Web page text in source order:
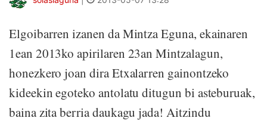
Elgoibarren izanen da Mintza Eguna, ekainaren
1ean 2013ko apirilaren 23an Mintzalagun,
honezkero joan dira Etxalarren gainontzeko
kideekin egoteko antolatu ditugun bi asteburuak,
baina zita berria daukagu jada! Aitzindu